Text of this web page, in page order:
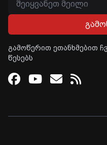
გამოწერით ეთანხმებით
წესებს
Facebook
Youtube
Email
RSS